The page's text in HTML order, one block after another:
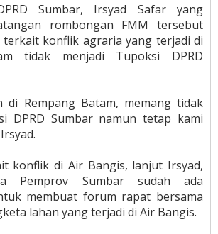
Sumbar, Irsyad Safar yang
rombongan FMM tersebut
terkait konflik agraria yang terjadi di
tidak menjadi Tupoksi DPRD
di Rempang Batam, memang tidak
DPRD Sumbar namun tetap kami
konflik di Air Bangis, lanjut Irsyad,
Pemprov Sumbar sudah ada
membuat forum rapat bersama
lahan yang terjadi di Air Bangis.